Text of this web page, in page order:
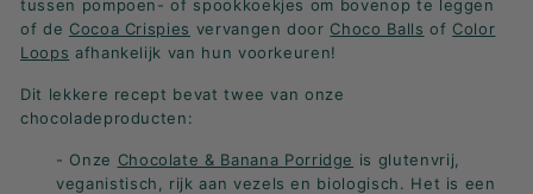
A
S
T!
tussen pompoen- of spookkoekjes om bovenop te leggen
of de Cocoa Crispies vervangen door Choco Balls of Color
Loops afhankelijk van hun voorkeuren!
Dit lekkere recept bevat twee van onze
chocoladeproducten:
- Onze Chocolate & Banana Porridge is glutenvrij,
veganistisch, rijk aan vezels en biologisch. Het is een